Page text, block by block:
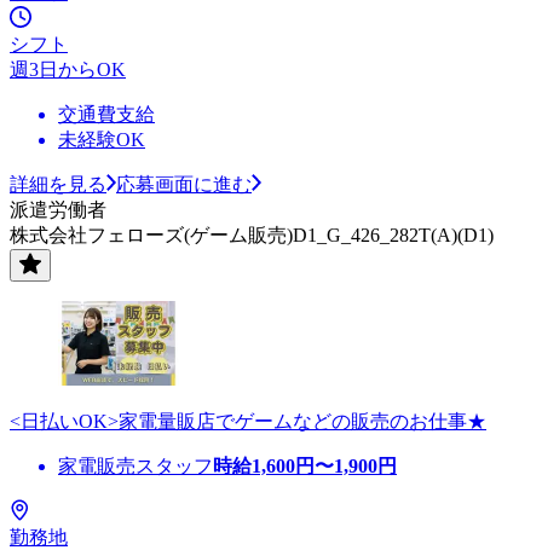
シフト
週3日からOK
交通費支給
未経験OK
詳細を見る
応募画面に進む
派遣労働者
株式会社フェローズ(ゲーム販売)D1_G_426_282T(A)(D1)
<日払いOK>家電量販店でゲームなどの販売のお仕事★
家電販売スタッフ 時給1,600円〜1,900円
勤務地